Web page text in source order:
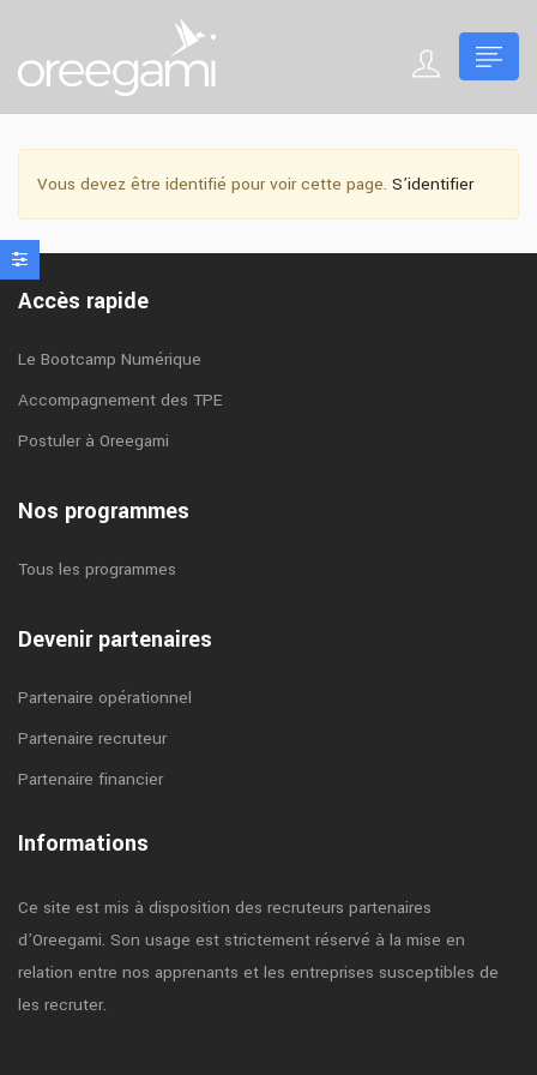
Vous devez être identifié pour voir cette page. S’identifier
Accès rapide
Le Bootcamp Numérique
Accompagnement des TPE
Postuler à Oreegami
Nos programmes
Tous les programmes
Devenir partenaires
Partenaire opérationnel
Partenaire recruteur
Partenaire financier
Informations
Ce site est mis à disposition des recruteurs partenaires
d’Oreegami. Son usage est strictement réservé à la mise en
relation entre nos apprenants et les entreprises susceptibles de
les recruter.